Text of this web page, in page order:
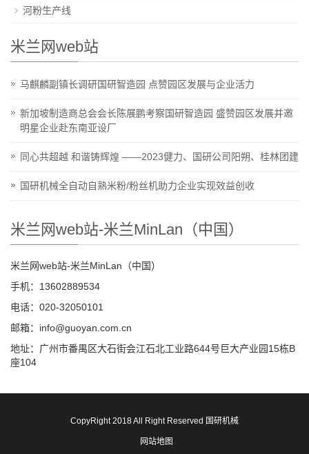
河粉生产线
米兰网web站
马麒麟副镇长调研国研智造园 点赞园区发展与企业活力
新加坡制造商总会会长陈展鹏考察国研智造园 盛赞园区发展并邀
明星企业赴东南亚设厂
同心共超越 和谐铸辉煌 ——2023健力、国研公司阳朔、桂林团建
国研机械全自动自熟米粉/粉丝机助力企业实现效益创收
米兰网web站-米兰MinLan（中国）
米兰网web站-米兰MinLan（中国）
手机：13602889534
电话：020-32050101
邮箱：info@guoyan.com.cn
地址：广州市番禺区大石街会江石北工业路644号巨大产业园15栋B
座104
CopyRight 2018 All Right Reserved 国研机械
网站地图